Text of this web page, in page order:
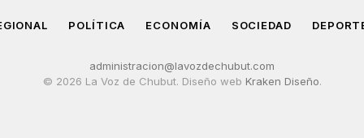
POLÍTICA ECONOMÍA SOCIEDAD
administracion@lavozdechubut.com
© 2026 La Voz de Chubut. Diseño web Kraken Diseño.